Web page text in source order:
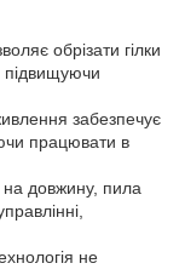
обрізати гілки
підвищуючи
забезпечує
працювати в
довжину, пила
не